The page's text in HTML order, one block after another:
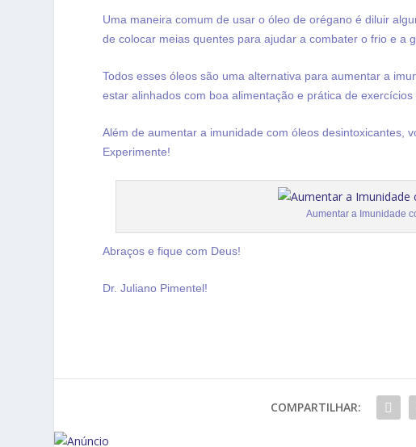
Uma maneira comum de usar o óleo de orégano é diluir
de colocar meias quentes para ajudar a combater o frio e a
Todos esses óleos são uma alternativa para aumentar a
estar alinhados com boa alimentação e prática de exercícios
Além de aumentar a imunidade com óleos desintoxicantes,
Experimente!
Aumentar a Imunidade
Abraços e fique com Deus!
Dr. Juliano Pimentel!
COMPARTILHAR: